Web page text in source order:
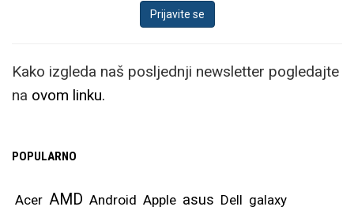
Kako izgleda naš posljednji newsletter pogledajte
na ovom linku.
POPULARNO
Acer AMD Android Apple asus Dell galaxy